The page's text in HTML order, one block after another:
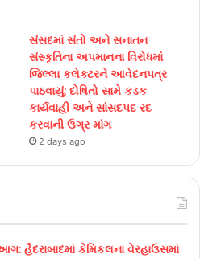
સંસદમાં સંતો અને સનાતન
સંસ્કૃતિના અપમાનના વિરોધમાં
જિલ્લા કલેક્ટરને આવેદનપત્ર
પાઠવાયું; દોષિતો સામે કડક
કાર્યવાહી અને સાંસદપદ રદ
કરવાની ઉગ્ર માંગ
2 days ago
હૈદરાબાદમાં કેમિકલના વેરહાઉસમાં